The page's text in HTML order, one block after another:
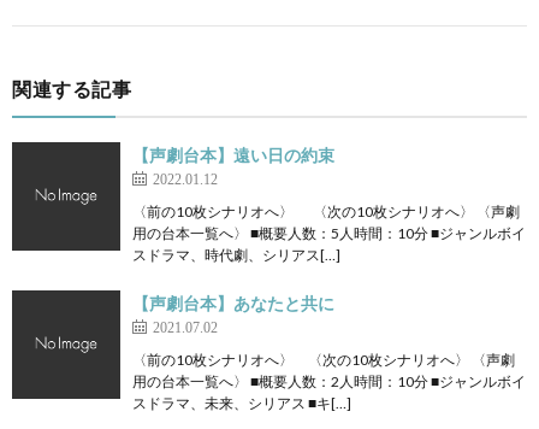
関連する記事
【声劇台本】遠い日の約束
2022.01.12
〈前の10枚シナリオへ〉 〈次の10枚シナリオへ〉 〈声劇
用の台本一覧へ〉 ■概要人数：5人時間：10分 ■ジャンルボイ
スドラマ、時代劇、シリアス[…]
【声劇台本】あなたと共に
2021.07.02
〈前の10枚シナリオへ〉 〈次の10枚シナリオへ〉 〈声劇
用の台本一覧へ〉 ■概要人数：2人時間：10分 ■ジャンルボイ
スドラマ、未来、シリアス ■キ[…]